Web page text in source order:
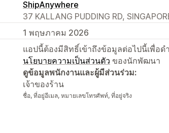
ShipAnywhere
37 KALLANG PUDDING RD,
1 พฤษภาคม 2026
แอปนี้ต้องมีสิทธิ์เข้าถึงข้อมูลต่อไปนี้เพื่อ
นโยบายความเป็นส่วนตัว ของนักพัฒนา
ดูข้อมูลพนักงานและผู้มีส่วนร่วม:
เจ้าของร้าน
ชื่อ, ที่อยู่อีเมล, หมายเลขโทรศัพท์, ที่อยู่จริง